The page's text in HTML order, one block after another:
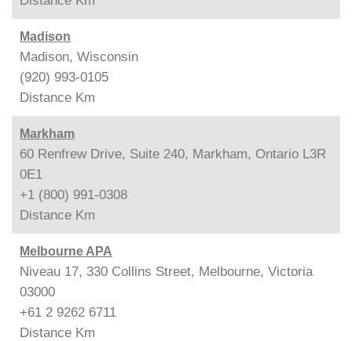
Madison
Madison, Wisconsin
(920) 993-0105
Distance Km
Markham
60 Renfrew Drive, Suite 240, Markham, Ontario L3R
0E1
+1 (800) 991-0308
Distance Km
Melbourne APA
Niveau 17, 330 Collins Street, Melbourne, Victoria
03000
+61 2 9262 6711
Distance Km